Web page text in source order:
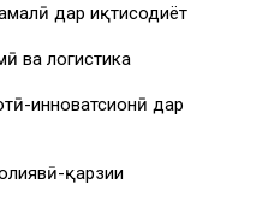
дар иқтисодиёт
ва логистика
инноватсионӣ дар
қарзии